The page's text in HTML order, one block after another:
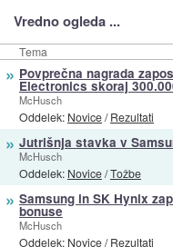
Vredno ogleda ...
Tema
» Povprečna nagrada
Electronics skoraj
McHusch
Oddelek: Novice/Rezultati
» Jutrišnja stavka v
McHusch
Oddelek: Novice/Tožbe
» Samsung in SK Hynix
bonuse
McHusch
Oddelek: Novice/Rezultati